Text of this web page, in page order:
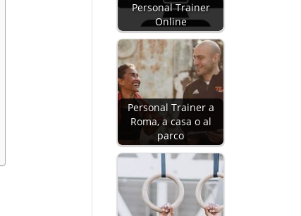
Personal Trainer
Online
Personal Trainer a
Roma, a casa o al
parco